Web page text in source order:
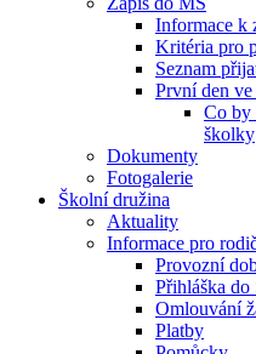
Informace k
Kritéria pro
Seznam
První den
Co by
školky
Dokumenty
Fotogalerie
Školní družina
Aktuality
Informace pro
Provozní
Přihláška do
Omlouvání
Platby